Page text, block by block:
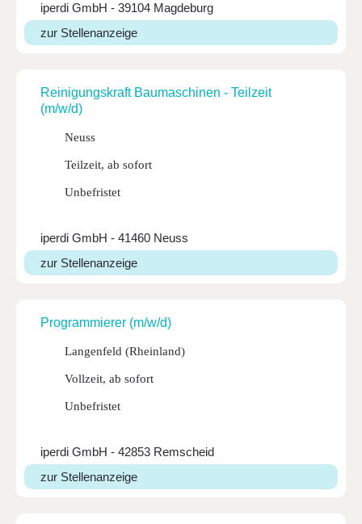
iperdi GmbH - 39104 Magdeburg
zur Stellenanzeige
Reini­gungs­kraft Bauma­schinen - Teil­zeit
(m/w/d)
Neuss
Teilzeit, ab sofort
Unbefristet
iperdi GmbH - 41460 Neuss
zur Stellenanzeige
Program­mierer (m/w/d)
Langenfeld (Rheinland)
Vollzeit, ab sofort
Unbefristet
iperdi GmbH - 42853 Remscheid
zur Stellenanzeige